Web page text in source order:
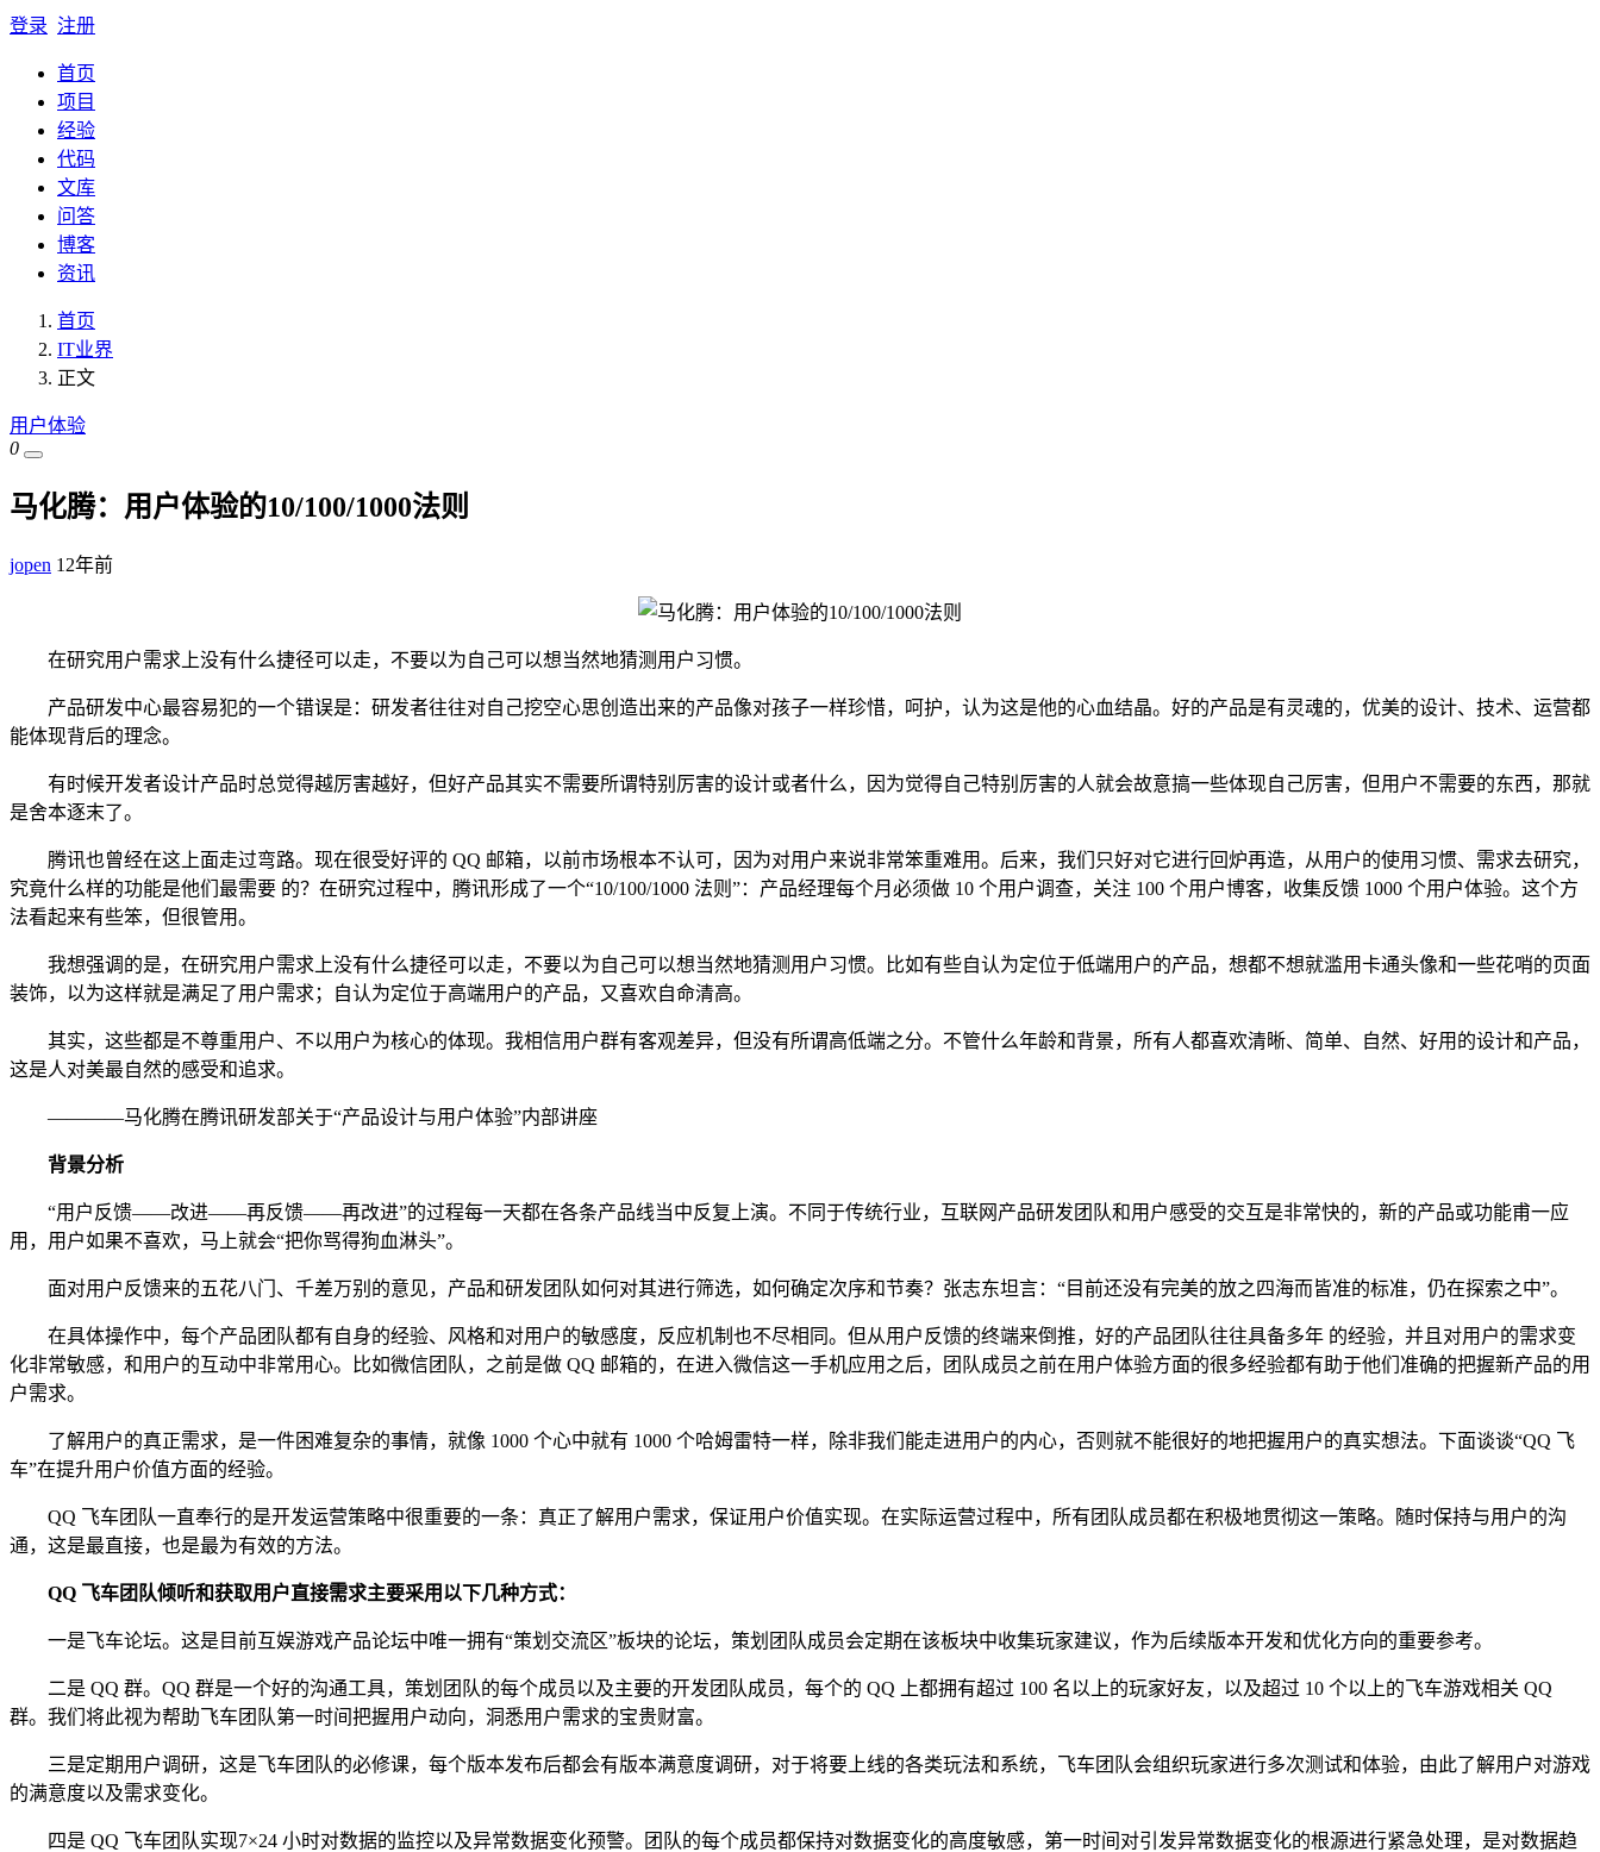
登录 注册
首页
项目
经验
代码
文库
问答
博客
资讯
首页
IT业界
正文
用户体验
0
马化腾：用户体验的10/100/1000法则
jopen 12年前
在研究用户需求上没有什么捷径可以走，不要以为自己可以想当然地猜测用户习惯。
产品研发中心最容易犯的一个错误是：研发者往往对自己挖空心思创造出来的产品像对孩子一样珍惜，呵护，认为这是他的心血结晶。好的产品是有灵魂的，优美的设计、技术、运营都
能体现背后的理念。
有时候开发者设计产品时总觉得越厉害越好，但好产品其实不需要所谓特别厉害的设计或者什么，因为觉得自己特别厉害的人就会故意搞一些体现自己厉害，但用户不需要的东西，那就
是舍本逐末了。
腾讯也曾经在这上面走过弯路。现在很受好评的 QQ 邮箱，以前市场根本不认可，因为对用户来说非常笨重难用。后来，我们只好对它进行回炉再造，从用户的使用习惯、需求去研究，
究竟什么样的功能是他们最需要 的？在研究过程中，腾讯形成了一个“10/100/1000 法则”：产品经理每个月必须做 10 个用户调查，关注 100 个用户博客，收集反馈 1000 个用户体验。这个方
法看起来有些笨，但很管用。
我想强调的是，在研究用户需求上没有什么捷径可以走，不要以为自己可以想当然地猜测用户习惯。比如有些自认为定位于低端用户的产品，想都不想就滥用卡通头像和一些花哨的页面
装饰，以为这样就是满足了用户需求；自认为定位于高端用户的产品，又喜欢自命清高。
其实，这些都是不尊重用户、不以用户为核心的体现。我相信用户群有客观差异，但没有所谓高低端之分。不管什么年龄和背景，所有人都喜欢清晰、简单、自然、好用的设计和产品，
这是人对美最自然的感受和追求。
————马化腾在腾讯研发部关于“产品设计与用户体验”内部讲座
背景分析
“用户反馈——改进——再反馈——再改进”的过程每一天都在各条产品线当中反复上演。不同于传统行业，互联网产品研发团队和用户感受的交互是非常快的，新的产品或功能甫一应
用，用户如果不喜欢，马上就会“把你骂得狗血淋头”。
面对用户反馈来的五花八门、千差万别的意见，产品和研发团队如何对其进行筛选，如何确定次序和节奏？张志东坦言：“目前还没有完美的放之四海而皆准的标准，仍在探索之中”。
在具体操作中，每个产品团队都有自身的经验、风格和对用户的敏感度，反应机制也不尽相同。但从用户反馈的终端来倒推，好的产品团队往往具备多年 的经验，并且对用户的需求变
化非常敏感，和用户的互动中非常用心。比如微信团队，之前是做 QQ 邮箱的，在进入微信这一手机应用之后，团队成员之前在用户体验方面的很多经验都有助于他们准确的把握新产品的用
户需求。
了解用户的真正需求，是一件困难复杂的事情，就像 1000 个心中就有 1000 个哈姆雷特一样，除非我们能走进用户的内心，否则就不能很好的地把握用户的真实想法。下面谈谈“QQ 飞
车”在提升用户价值方面的经验。
QQ 飞车团队一直奉行的是开发运营策略中很重要的一条：真正了解用户需求，保证用户价值实现。在实际运营过程中，所有团队成员都在积极地贯彻这一策略。随时保持与用户的沟
通，这是最直接，也是最为有效的方法。
QQ 飞车团队倾听和获取用户直接需求主要采用以下几种方式：
一是飞车论坛。这是目前互娱游戏产品论坛中唯一拥有“策划交流区”板块的论坛，策划团队成员会定期在该板块中收集玩家建议，作为后续版本开发和优化方向的重要参考。
二是 QQ 群。QQ 群是一个好的沟通工具，策划团队的每个成员以及主要的开发团队成员，每个的 QQ 上都拥有超过 100 名以上的玩家好友，以及超过 10 个以上的飞车游戏相关 QQ
群。我们将此视为帮助飞车团队第一时间把握用户动向，洞悉用户需求的宝贵财富。
三是定期用户调研，这是飞车团队的必修课，每个版本发布后都会有版本满意度调研，对于将要上线的各类玩法和系统，飞车团队会组织玩家进行多次测试和体验，由此了解用户对游戏
的满意度以及需求变化。
四是 QQ 飞车团队实现7×24 小时对数据的监控以及异常数据变化预警。团队的每个成员都保持对数据变化的高度敏感，第一时间对引发异常数据变化的根源进行紧急处理，是对数据趋